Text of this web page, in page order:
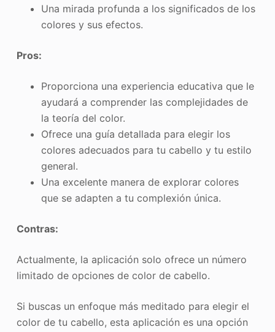
Una mirada profunda a los significados de los
colores y sus efectos.
Pros:
Proporciona una experiencia educativa que le
ayudará a comprender las complejidades de
la teoría del color.
Ofrece una guía detallada para elegir los
colores adecuados para tu cabello y tu estilo
general.
Una excelente manera de explorar colores
que se adapten a tu complexión única.
Contras:
Actualmente, la aplicación solo ofrece un número
limitado de opciones de color de cabello.
Si buscas un enfoque más meditado para elegir el
color de tu cabello, esta aplicación es una opción